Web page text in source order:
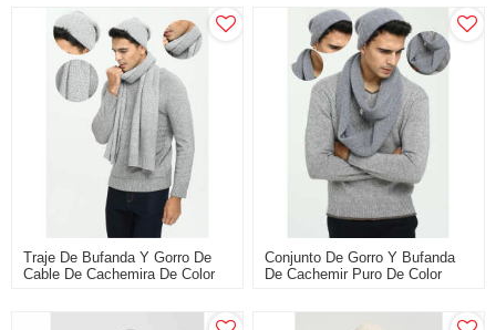
Traje De Bufanda Y Gorro De
Cable De Cachemira De Color
Conjunto De Gorro Y Bufanda
De Cachemir Puro De Color